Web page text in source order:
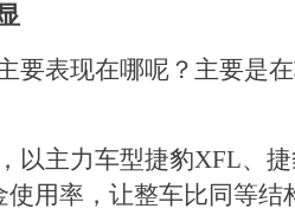
要表现在哪呢？主要是
以主力车型捷豹XFL、
使用率，让整车比同等结